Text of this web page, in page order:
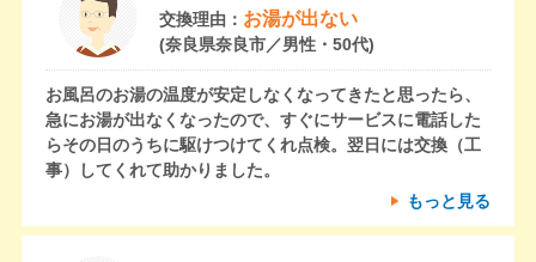
交換理由： お湯が出ない
(奈良県奈良市／男性・50代)
お風呂のお湯の温度が安定しなくなってきたと思ったら、
急にお湯が出なくなったので、すぐにサービスに電話した
らその日のうちに駆けつけてくれ点検。翌日には交換（工
事）してくれて助かりました。
もっと見る